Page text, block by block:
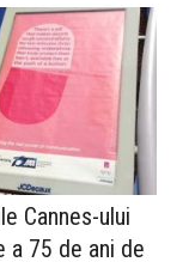
Cannes-ului
a 75 de ani de